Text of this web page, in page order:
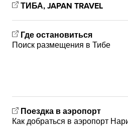
ТИБА, JAPAN TRAVEL
Где остановиться
Поиск размещения в Тибе
Поездка в аэропорт
Как добраться в аэропорт